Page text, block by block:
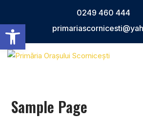
content
0249 460 444
Sample Page
Deschide bara de